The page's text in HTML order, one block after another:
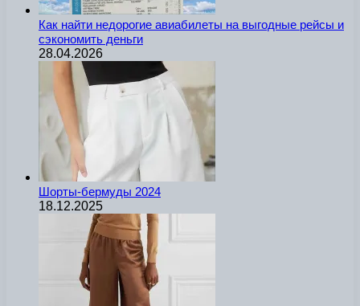
Как найти недорогие авиабилеты на выгодные рейсы и
сэкономить деньги
28.04.2026
Шорты-бермуды 2024
18.12.2025